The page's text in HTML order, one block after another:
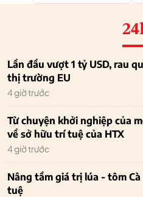
Lần đầu vượt 1 tỷ USD, rau
thị trường EU
4 giờ trước
Từ chuyện khởi nghiệp của
về sở hữu trí tuệ của HTX
4 giờ trước
Nâng tầm giá trị lúa - tôm
tuệ